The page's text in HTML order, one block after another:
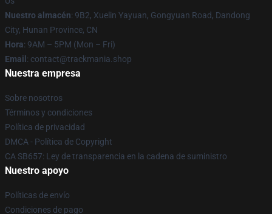
Nuestro almacén: 9B2, Xuelin Yayuan, Gongyuan Road, Dandong
City, Hunan Province, CN
Hora: 9AM – 5PM (Mon – Fri)
Email : contact@trackmania.shop
Nuestra empresa
Sobre nosotros
Términos y condiciones
Política de privacidad
DMCA - Política de Copyright
CA SB657: Ley de transparencia en la cadena de suministro
Nuestro apoyo
Políticas de envío
Condiciones de pago